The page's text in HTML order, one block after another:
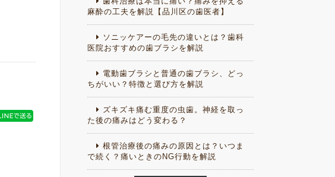
麻酔の工夫を解説【品川区の歯医者】
ソニッケアーの毛先の違いとは？歯科
医院おすすめの歯ブラシを解説
電動歯ブラシと普通の歯ブラシ、どっ
ちがいい？特徴と選び方を解説
ズキズキ痛む重度の虫歯。神経を取っ
た後の痛みはどう変わる？
根管治療後の痛みの原因とは？いつま
で続く？痛いときのNG行動を解説